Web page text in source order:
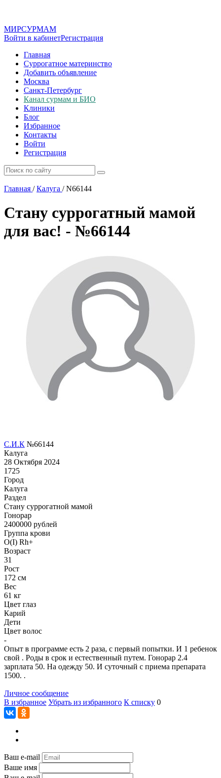
МИРСУРМАМ
Войти в кабинетРегистрация
Главная
Суррогатное материнство
Добавить объявление
Москва
Санкт-Петербург
Канал сурмам и БИО
Клиники
Блог
Избранное
Контакты
Войти
Регистрация
Главная / Калуга /N66144
Стану суррогатный мамой
для вас! - №66144
С.И.К №66144
Калуга
28 Октября 2024
1725
Город
Калуга
Раздел
Cтану суррогатной мамой
Гонoрар
2400000 рублей
Группа крови
O(I) Rh+
Возраст
31
Рост
172 см
Вес
61 кг
Цвет глаз
Карий
Дети
Цвет волос
-
Опыт в программе есть 2 раза, с первый попытки. И 1 ребенок
свой . Роды в срок и естественный путем. Гонорар 2.4
зарплата 50. На одежду 50. И суточный с приема препарата
1500. .
Личное сообщение
В избранное Убрать из избранного К списку 0
Ваш e-mail
Ваше имя